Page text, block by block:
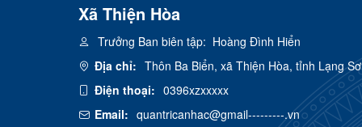
Xã Thiện Hòa
Trưởng Ban biên tập: Hoàng Đình Hiển
Địa chỉ: Thôn Ba Biển, xã Thiện Hòa, tỉnh Lạng
Điện thoại: 0396xzxxxxx
Email: quantricanhac@gmail---------.vn